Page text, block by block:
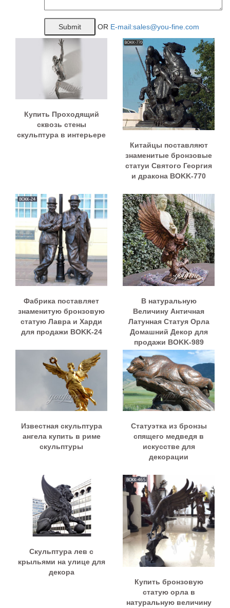
OR E-mail:sales@you-fine.com
Купить Проходящий
сквозь стены
скульптура в интерьере
Китайцы поставляют
знаменитые бронзовые
статуи Святого Георгия
и дракона BOKK-770
Фабрика поставляет
знаменитую бронзовую
статую Лавра и Харди
для продажи BOKK-24
В натуральную
Величину Античная
Латунная Статуя Орла
Домашний Декор для
продажи BOKK-989
Известная скульптура
ангела купить в риме
скульптуры
Статуэтка из бронзы
спящего медведя в
искусстве для
декорации
Скульптура лев с
крыльями на улице для
декора
Купить бронзовую
статую орла в
натуральную величину